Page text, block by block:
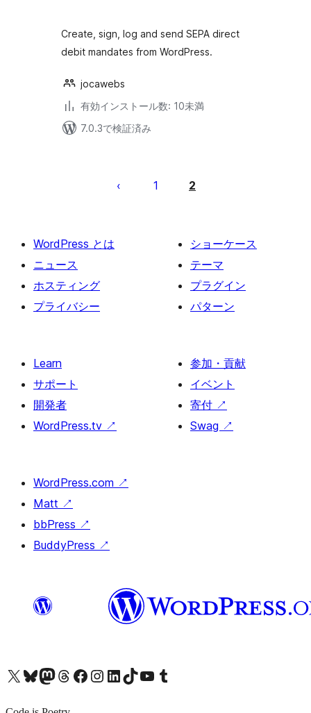
Create, sign, log and send SEPA direct
debit mandates from WordPress.
jocawebs
有効インストール数: 10未満
7.0.3で検証済み
ー
ジ
送
り
1 2
WordPress とは
ニュース
ホスティング
プライバシー
ショーケース
テーマ
プラグイン
パターン
Learn
サポート
開発者
WordPress.tv ↗
参加・貢献
イベント
寄付 ↗
Swag ↗
WordPress.com ↗
Matt ↗
bbPress ↗
BuddyPress ↗
X (旧 Twitter) アカウントへBluesky アカウントへMastodon アカウントへThreads アカウントへ Facebook ページへInstagram アカウントへ LinkedIn アカウントへTikTok アカウントへYouTube チャンネルへ Tumblr アカウントへ